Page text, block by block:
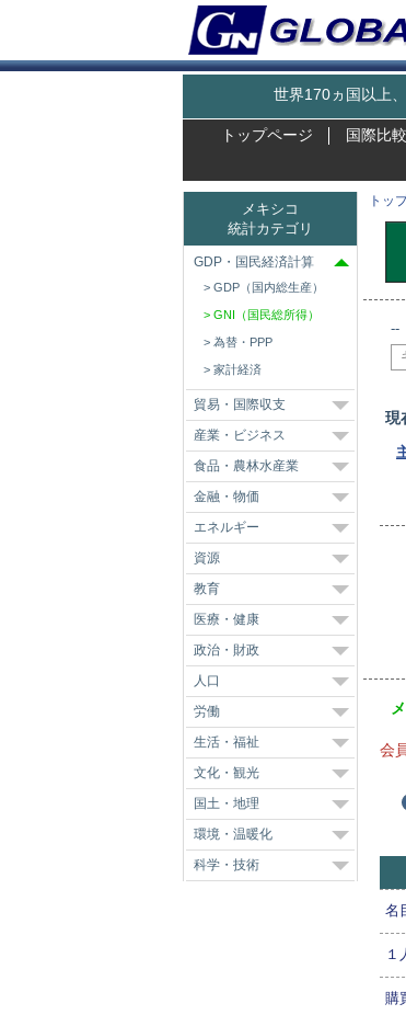
世界170ヵ国以上
トップページ 国際比
トッ
--
現
会
名
１
購
メキシコ
統計カテゴリ
GDP・国民経済計算
GDP（国内総生産）
GNI（国民総所得）
為替・PPP
家計経済
貿易・国際収支
産業・ビジネス
食品・農林水産業
金融・物価
エネルギー
資源
教育
医療・健康
政治・財政
人口
労働
生活・福祉
文化・観光
国土・地理
環境・温暖化
科学・技術